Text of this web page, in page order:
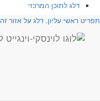
דלג לתוכן המרכזי
ראשי עליון. דלג על אזור זה.